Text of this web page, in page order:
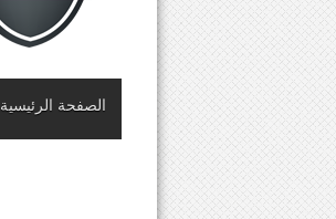
الصفحة الرئيسية